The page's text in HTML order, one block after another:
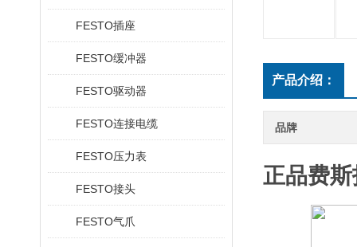
FESTO插座
FESTO缓冲器
FESTO驱动器
FESTO连接电缆
FESTO压力表
FESTO接头
FESTO气爪
产品介绍：
品牌
正品费